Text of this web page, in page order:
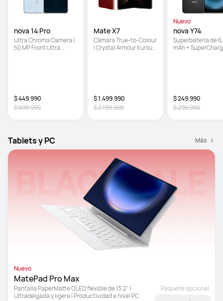
nova 14 Pro
Ultra Chroma Camera |
50 MP Front Ultra
$ 449.990
$ 699.990
Mate X7
Cámara True-to-Colour
| Crystal Armour Kunlun
$ 1.499.990
$ 2.199.990
Nuevo
nova Y74
Superbatería de
mAh +
$ 249.990
$ 299.990
Tablets y PC Más
Nuevo
MatePad Pro Max
Pantalla PaperMatte OLED flexible de 13.2” |
Ultradelgada y ligera | Productividad a nivel PC
Paquete opcional